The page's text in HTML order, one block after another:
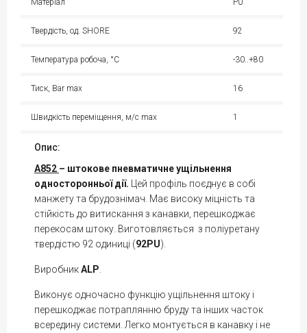
Твердість, од. SHORE 92
Температура робоча, °С -30..+80
Тиск, Bar max 16
Швидкість переміщення, м/с max 1
Опис:
A852 – штокове пневматичне ущільнення
односторонньої дії. Цей профіль поєднує в собі
манжету та брудознімач. Має високу міцність та
стійкість до витискання з канавки, перешкоджає
перекосам штоку. Виготовляється з поліуретану
твердістю 92 одиниці (92PU).
ВиробникALP
Виконує одночасно функцію ущільнення штоку і
перешкоджає потраплянню бруду та інших часток
всередину системи. Легко монтується в канавку і не